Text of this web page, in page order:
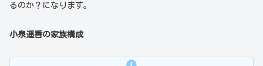
るのか？になります。
小泉遥香の家族構成